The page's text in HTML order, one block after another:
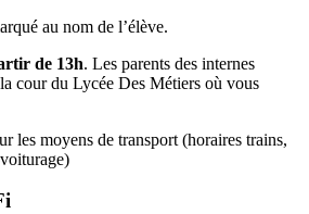
au nom de l’élève.
de 13h. Les parents des internes
cour du Lycée Des Métiers où vous
les moyens de transport (horaires trains,